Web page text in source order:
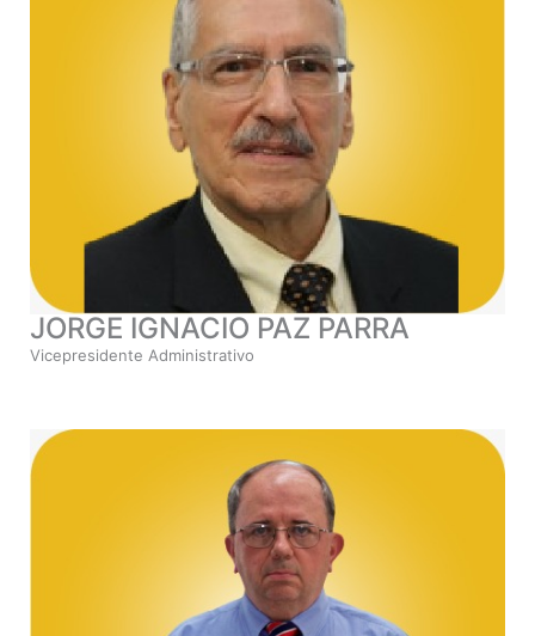
JORGE IGNACIO PAZ PARRA
Vicepresidente Administrativo